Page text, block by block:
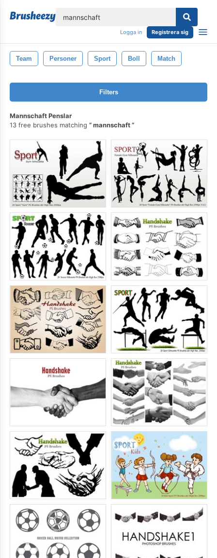
Logga in Registrera sig
Team Personer Sport Boll Match
Filters
Mannschaft Penslar
13 free brushes matching
mannschaft